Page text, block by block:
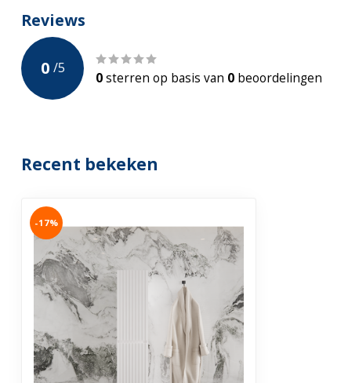
Aantal Vakken
Garantie 2-jaar
Reviews
0 /5
0sterren op basis van 0 beoordelingen
Recent bekeken
-17%